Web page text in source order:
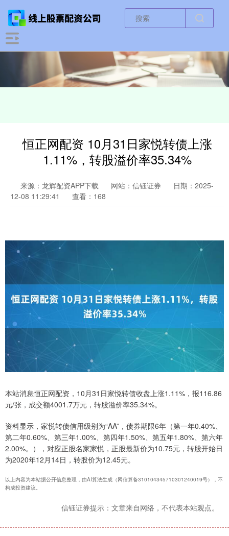
恒正网配资 10月31日家悦转债上涨
1.11%，转股溢价率35.34%
来源：龙辉配资APP下载 网站：信钰证券
日期：2025-
12-08 11:29:41
查看：168
本站消息恒正网配资，10月31日家悦转债收盘上涨1.11%，报116.86
元/张，成交额4001.7万元，转股溢价率35.34%。
资料显示，家悦转债信用级别为“AA”，债券期限6年（第一年0.40%、
第二年0.60%、第三年1.00%、第四年1.50%、第五年1.80%、第六年
2.00%。），对应正股名家家悦，正股最新价为10.75元，转股开始日
为2020年12月14日，转股价为12.45元。
以上内容为本站据公开信息整理，由AI算法生成（网信算备310104345710301240019号），不
构成投资建议。
信钰证券提示：文章来自网络，不代表本站观点。